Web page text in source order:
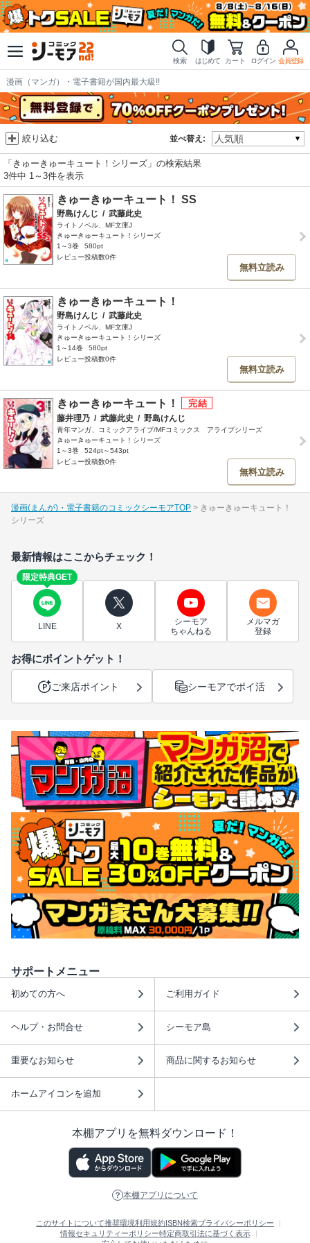
検索 はじめて カート ログイン 会員登録
漫画（マンガ）・電子書籍が国内最大級!!
並べ替え:
絞り込む
「きゅーきゅーキュート！シリーズ」の検索結果
3件中 1～3件を表示
きゅーきゅーキュート！ SS
野島けんじ / 武藤此史
ライトノベル、MF文庫J
きゅーきゅーキュート！シリーズ
1～3巻
580pt
レビュー投稿数0件
無料立読み
きゅーきゅーキュート！
野島けんじ / 武藤此史
ライトノベル、MF文庫J
きゅーきゅーキュート！シリーズ
1～14巻
580pt
レビュー投稿数0件
無料立読み
きゅーきゅーキュート！
藤井理乃 / 武藤此史 / 野島けんじ
青年マンガ、コミックアライブ/MFコミックス アライブシリーズ
きゅーきゅーキュート！シリーズ
1～3巻
524pt～543pt
レビュー投稿数0件
無料立読み
漫画(まんが)・電子書籍のコミックシーモアTOP
きゅーきゅーキュート！
シリーズ
最新情報はここからチェック！
限定特典GET
LINE X
シーモア
ちゃんねる
メルマガ
登録
お得にポイントゲット！
ご来店ポイント シーモアでポイ活
サポートメニュー
初めての方へ ご利用ガイド
ヘルプ・お問合せ シーモア島
重要なお知らせ 商品に関するお知らせ
ホームアイコンを追加
本棚アプリを無料ダウンロード！
本棚アプリについて
このサイトについて推奨環境利用規約 ISBN検索プライバシーポリシー
情報セキュリティーポリシー特定商取引法に基づく表示